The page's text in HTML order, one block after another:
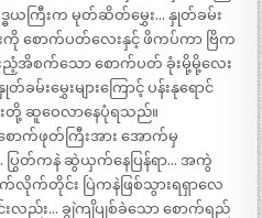
ဓယကြီးက မုတ်ဆိတ်မွှေး… နှုတ်ခမ်း
းကို စောက်ပတ်လေးနှင့် ဖိကပ်ကာ ဗြိက
အိစက်သော စောက်ပတ် ခုံးမို့မို့လေး
းမွှေးများကြောင့် ပန်းနုရောင်
ဆူဝေလာနေပုံရသည်။
ောက်ဖုတ်ကြီးအား အောက်မှ
ြွတ်ကနဲ ဆွဲယှက်နေပြန်ရာ… အကွဲ
က်လိုက်တိုင်း ပြဲကနဲဖြစ်သွားရရှာလေ
လည်း… ချွဲကျိပျစ်ခဲသော စောက်ရည်